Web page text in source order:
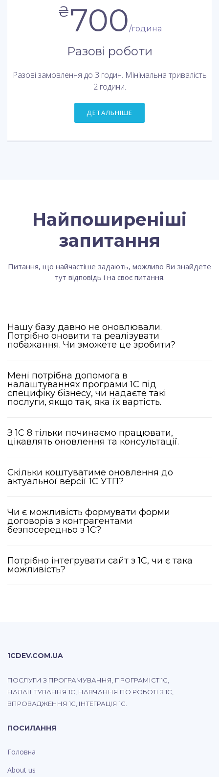
₴700/година
Разові роботи
Разові замовлення до 3 годин. Мінімальна тривалість
2 години.
ДЕТАЛЬНІШЕ
Найпоширеніші
запитання
Питання, що найчастіше задають, можливо Ви знайдете
тут відповідь і на своє питання.
Нашу базу давно не оновлювали.
Потрібно оновити та реалізувати
побажання. Чи зможете це зробити?
Мені потрібна допомога в
налаштуваннях програми 1С під
специфіку бізнесу, чи надаєте такі
послуги, якщо так, яка їх вартість.
З 1С 8 тільки починаємо працювати,
цікавлять оновлення та консультації.
Скільки коштуватиме оновлення до
актуальної версії 1С УТП?
Чи є можливість формувати форми
договорів з контрагентами
безпосередньо з 1С?
Потрібно інтегрувати сайт з 1С, чи є така
можливість?
1CDEV.COM.UA
ПОСЛУГИ З ПРОГРАМУВАННЯ, ПРОГРАМІСТ 1С,
НАЛАШТУВАННЯ 1С, НАВЧАННЯ ПО РОБОТІ З 1С,
ВПРОВАДЖЕННЯ 1С, ІНТЕГРАЦІЯ 1С.
ПОСИЛАННЯ
Головна
About us